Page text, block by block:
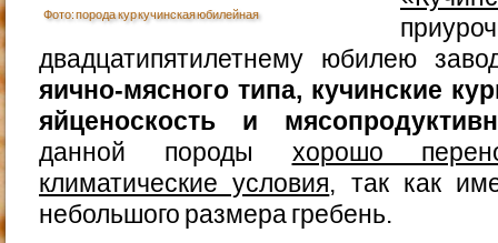
Фото: порода кур кучинская юбилейная
двадцатипятилетнему юбилею
яично-мясного типа, кучинские
яйценоскость и
данной породы хорошо
климатические условия, так как
небольшого размера гребень.